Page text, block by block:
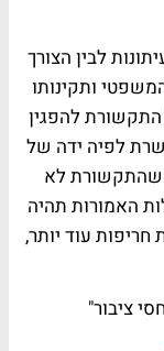
לבין הצורך
ותקינותו
להפגין
לפיה ידה של
שהתקשורת לא
האמורות תהיה
עוד יותר,
ציבור"